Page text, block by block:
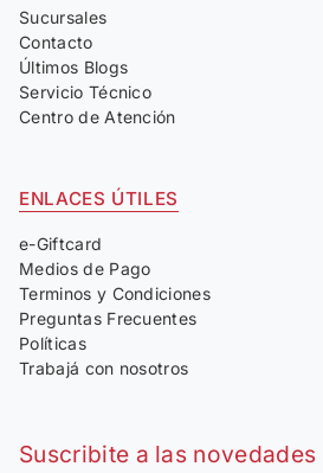
Sucursales
Contacto
Últimos Blogs
Servicio Técnico
Centro de Atención
ENLACES ÚTILES
e-Giftcard
Medios de Pago
Terminos y Condiciones
Preguntas Frecuentes
Políticas
Trabajá con nosotros
Suscribite a las novedades